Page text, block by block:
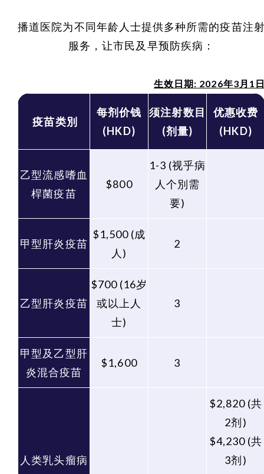
播道医院为不同年龄人士提供多种所需的疫苗注
服务，让市民及早预防疾病：
生效日期: 2026年3月1
疫苗类別
每剂价钱
(HKD)
须注射数目
(剂量)
优惠收费
(HKD)
乙型流感嗜血
桿菌疫苗
$800
1-3 (视乎病
人个別需
要)
甲型肝炎疫苗
$1,500 (成
人)
2
乙型肝炎疫苗
$700 (16岁
或以上人
士)
3
甲型及乙型肝
炎混合疫苗
$1,600 3
人类乳头瘤病
$2,820 (共
2剂)
$4,230 (共
3剂)